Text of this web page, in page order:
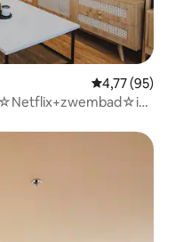
Gemiddelde
4,77 (95)